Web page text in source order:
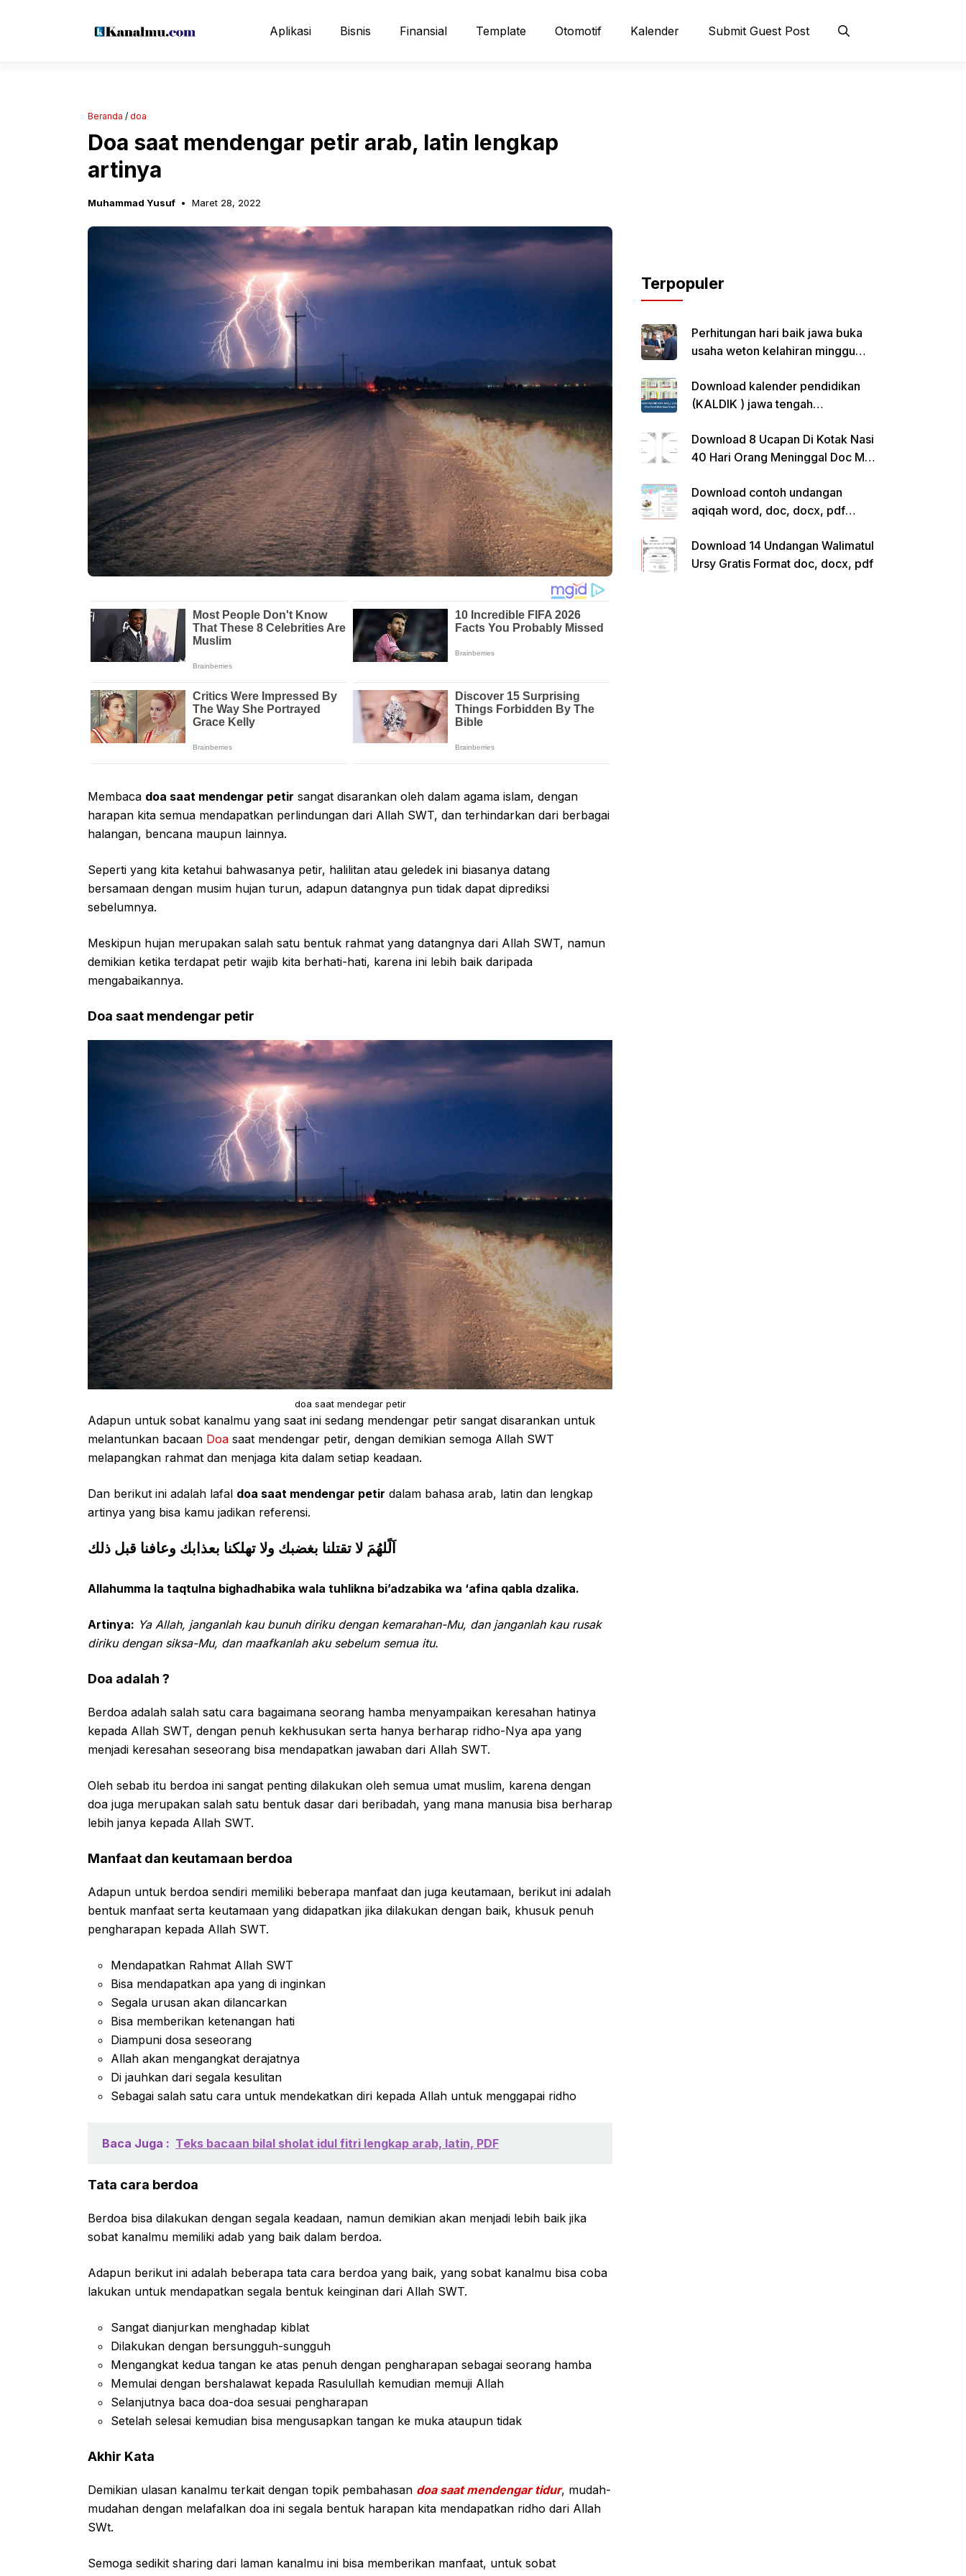
Aplikasi Bisnis Finansial Template Otomotif Kalender Submit Guest Post
Beranda / doa
Doa saat mendengar petir arab, latin lengkap
artinya
Muhammad Yusuf Maret 28, 2022
Membaca doa saat mendengar petir sangat disarankan oleh dalam agama islam, dengan
harapan kita semua mendapatkan perlindungan dari Allah SWT, dan terhindarkan dari berbagai
halangan, bencana maupun lainnya.
Seperti yang kita ketahui bahwasanya petir, halilitan atau geledek ini biasanya datang
bersamaan dengan musim hujan turun, adapun datangnya pun tidak dapat diprediksi
sebelumnya.
Meskipun hujan merupakan salah satu bentuk rahmat yang datangnya dari Allah SWT, namun
demikian ketika terdapat petir wajib kita berhati-hati, karena ini lebih baik daripada
mengabaikannya.
Doa saat mendengar petir
doa saat mendegar petir
Adapun untuk sobat kanalmu yang saat ini sedang mendengar petir sangat disarankan untuk
melantunkan bacaan Doa saat mendengar petir, dengan demikian semoga Allah SWT
melapangkan rahmat dan menjaga kita dalam setiap keadaan.
Dan berikut ini adalah lafal doa saat mendengar petir dalam bahasa arab, latin dan lengkap
artinya yang bisa kamu jadikan referensi.
اَلًلهُمَ لا تقتلنا بغضبك ولا تهلكنا بعذابك وعافنا قبل ذلك
Allahumma la taqtulna bighadhabika wala tuhlikna bi’adzabika wa ‘afina qabla dzalika.
Artinya: Ya Allah, janganlah kau bunuh diriku dengan kemarahan-Mu, dan janganlah kau rusak
diriku dengan siksa-Mu, dan maafkanlah aku sebelum semua itu.
Doa adalah ?
Berdoa adalah salah satu cara bagaimana seorang hamba menyampaikan keresahan hatinya
kepada Allah SWT, dengan penuh kekhusukan serta hanya berharap ridho-Nya apa yang
menjadi keresahan seseorang bisa mendapatkan jawaban dari Allah SWT.
Oleh sebab itu berdoa ini sangat penting dilakukan oleh semua umat muslim, karena dengan
doa juga merupakan salah satu bentuk dasar dari beribadah, yang mana manusia bisa berharap
lebih janya kepada Allah SWT.
Manfaat dan keutamaan berdoa
Adapun untuk berdoa sendiri memiliki beberapa manfaat dan juga keutamaan, berikut ini adalah
bentuk manfaat serta keutamaan yang didapatkan jika dilakukan dengan baik, khusuk penuh
pengharapan kepada Allah SWT.
Mendapatkan Rahmat Allah SWT
Bisa mendapatkan apa yang di inginkan
Segala urusan akan dilancarkan
Bisa memberikan ketenangan hati
Diampuni dosa seseorang
Allah akan mengangkat derajatnya
Di jauhkan dari segala kesulitan
Sebagai salah satu cara untuk mendekatkan diri kepada Allah untuk menggapai ridho
Baca Juga : Teks bacaan bilal sholat idul fitri lengkap arab, latin, PDF
Tata cara berdoa
Berdoa bisa dilakukan dengan segala keadaan, namun demikian akan menjadi lebih baik jika
sobat kanalmu memiliki adab yang baik dalam berdoa.
Adapun berikut ini adalah beberapa tata cara berdoa yang baik, yang sobat kanalmu bisa coba
lakukan untuk mendapatkan segala bentuk keinginan dari Allah SWT.
Sangat dianjurkan menghadap kiblat
Dilakukan dengan bersungguh-sungguh
Mengangkat kedua tangan ke atas penuh dengan pengharapan sebagai seorang hamba
Memulai dengan bershalawat kepada Rasulullah kemudian memuji Allah
Selanjutnya baca doa-doa sesuai pengharapan
Setelah selesai kemudian bisa mengusapkan tangan ke muka ataupun tidak
Akhir Kata
Demikian ulasan kanalmu terkait dengan topik pembahasan doa saat mendengar tidur, mudah-
mudahan dengan melafalkan doa ini segala bentuk harapan kita mendapatkan ridho dari Allah
SWt.
Semoga sedikit sharing dari laman kanalmu ini bisa memberikan manfaat, untuk sobat
Terpopuler
Perhitungan hari baik jawa buka
usaha weton kelahiran minggu
Download kalender pendidikan
(KALDIK ) jawa tengah
Download 8 Ucapan Di Kotak Nasi
40 Hari Orang Meninggal Doc Ms.
Download contoh undangan
aqiqah word, doc, docx, pdf
Download 14 Undangan Walimatul
Ursy Gratis Format doc, docx, pdf